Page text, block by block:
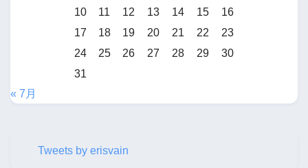
10
11 12 13 14 15
16
17
18 19 20 21 22
23
24
25 26 27 28 29
30
31
« 7月
Tweets by erisvain